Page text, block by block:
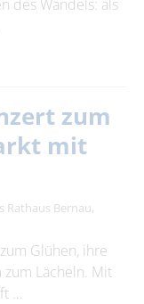
des Wandels: als
zum
mit
Rathaus Bernau,
Glühen, ihre
Lächeln. Mit
…